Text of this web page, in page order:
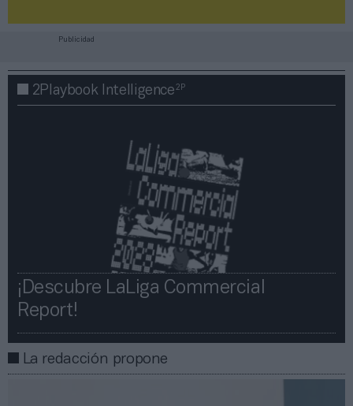
Publicidad
2Playbook Intelligence2P
¡Descubre LaLiga Commercial
Report!​​
La redacción propone